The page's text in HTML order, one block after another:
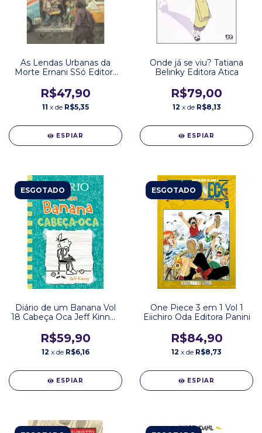
As Lendas Urbanas da
Morte Ernani SSó Editora
R$47,90
11 x de R$5,35
ESPIAR
Onde já se viu? Tatiana
Belinky Editora Atica
R$79,00
12 x de R$8,13
ESPIAR
ESGOTADO
Diário de um Banana Vol
18 Cabeça Oca Jeff Kinney
R$59,90
12 x de R$6,16
ESPIAR
ESGOTADO
One Piece 3 em 1 Vol 1
Eiichiro Oda Editora Panini
R$84,90
12 x de R$8,73
ESPIAR